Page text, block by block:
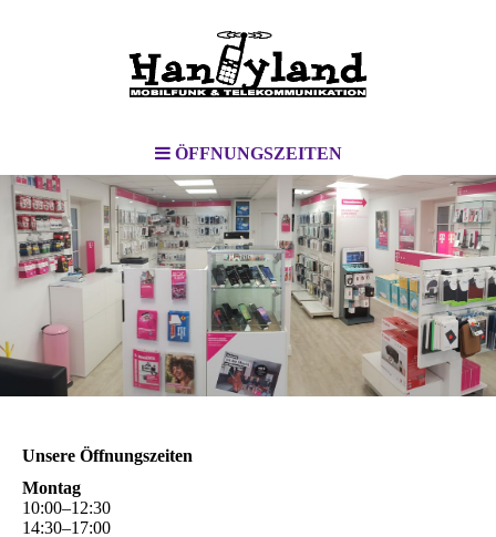
ÖFFNUNGSZEITEN
Unsere Öffnungszeiten
Montag
10:00–12:30
14:30–17:00